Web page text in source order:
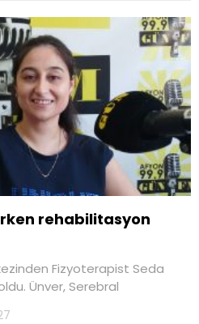
rehabilitasyon
Fizyoterapist Seda
Ünver, Serebral